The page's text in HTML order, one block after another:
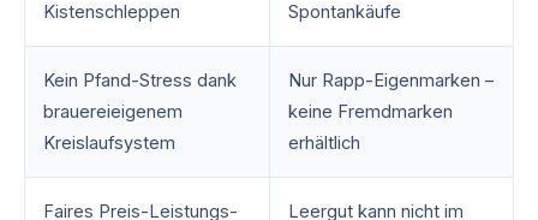
Kistenschleppen
Spontankäufe
Kein Pfand-Stress dank
brauereieigenem
Kreislaufsystem
Nur Rapp-Eigenmarken –
keine Fremdmarken
erhältlich
Faires Preis-Leistungs-
Leergut kann nicht im